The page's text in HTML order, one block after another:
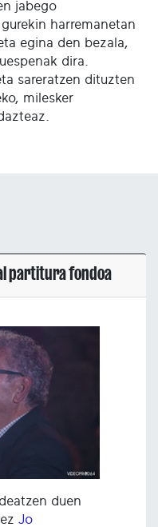
jabego
harremanetan
egina den bezala,
dira.
sareratzen dituzten
milesker
partitura fondoa
duen
Jo